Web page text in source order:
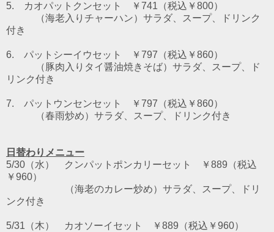
5. カオパットクンセット ￥741（税込￥800）
（海老入りチャーハン）サラダ、スープ、ドリンク
付き
6. パットシーイウセット ￥797（税込￥860）
（豚肉入りタイ醤油焼きそば）サラダ、スープ、ド
リンク付き
7. パットウンセンセット ￥797（税込￥860）
（春雨炒め）サラダ、スープ、ドリンク付き
日替わりメニュー
5/30（水） クンパットポンカリーセット ￥889（税込
￥960）
（海老のカレー炒め）サラダ、スープ、ドリ
ンク付き
5/31（木） カオソーイセット ￥889（税込￥960）